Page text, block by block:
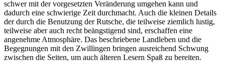
schwer mit der vorgesetzten Veränderung umgehen kann und
dadurch eine schwierige Zeit durchmacht. Auch die kleinen Details
der durch die Benutzung der Rutsche, die teilweise ziemlich lustig,
teilweise aber auch recht beängstigend sind, erschaffen eine
angenehme Atmosphäre. Das beschriebene Landleben und die
Begegnungen mit den Zwillingen bringen ausreichend Schwung
zwischen die Seiten, um auch älteren Lesern Spaß zu bereiten.